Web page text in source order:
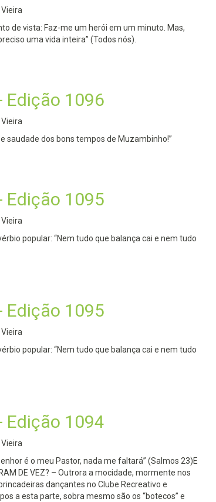
Vieira
de vista: Faz-me um herói em um minuto. Mas,
uma vida inteira” (Todos nós).
Edição 1096
Vieira
saudade dos bons tempos de Muzambinho!”
Edição 1095
Vieira
popular: “Nem tudo que balança cai e nem tudo
Edição 1095
Vieira
popular: “Nem tudo que balança cai e nem tudo
Edição 1094
Vieira
é o meu Pastor, nada me faltará” (Salmos 23)E
DE VEZ? – Outrora a mocidade, mormente nos
dançantes no Clube Recreativo e
a esta parte, sobra mesmo são os “botecos” e